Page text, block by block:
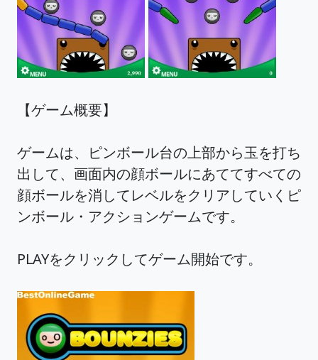
【ゲーム概要】
ゲームは、ピンボール台の上部から玉を打ち
出して、画面内の顔ボールにあててすべての
顔ボールを消してレベルをクリアしていくピ
ンボール・アクションゲームです。
PLAYをクリックしてゲーム開始です。